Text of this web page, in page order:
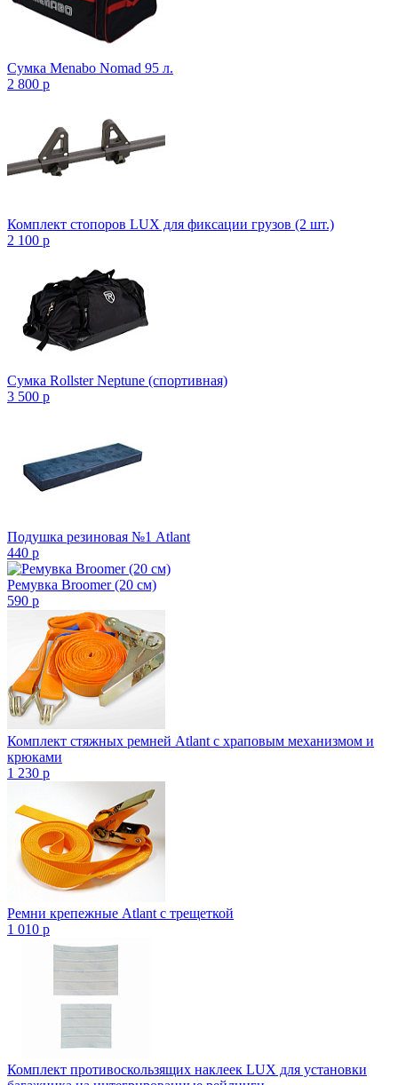
Сумка Menabo Nomad 95 л.
2 800 p
Комплект стопоров LUX для фиксации грузов (2 шт.)
2 100 p
Сумка Rollster Neptune (спортивная)
3 500 p
Подушка резиновая №1 Atlant
440 p
Ремувка Broomer (20 см)
590 p
Комплект стяжных ремней Atlant с храповым механизмом и
крюками
1 230 p
Ремни крепежные Atlant с трещеткой
1 010 p
Комплект противоскользящих наклеек LUX для установки